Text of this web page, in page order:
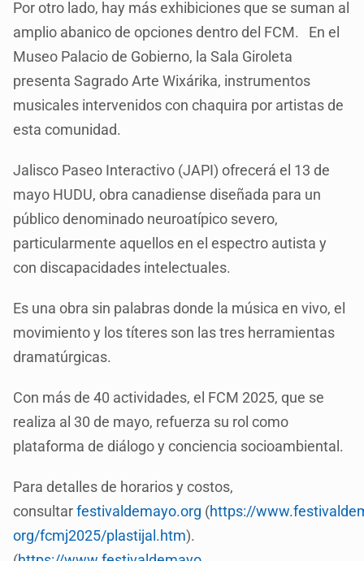
Por otro lado, hay más exhibiciones que se suman al
amplio abanico de opciones dentro del FCM. En el
Museo Palacio de Gobierno, la Sala Giroleta
presenta Sagrado Arte Wixárika, instrumentos
musicales intervenidos con chaquira por artistas de
esta comunidad.
Jalisco Paseo Interactivo (JAPI) ofrecerá el 13 de
mayo HUDU, obra canadiense diseñada para un
público denominado neuroatípico severo,
particularmente aquellos en el espectro autista y
con discapacidades intelectuales.
Es una obra sin palabras donde la música en vivo, el
movimiento y los títeres son las tres herramientas
dramatúrgicas.
Con más de 40 actividades, el FCM 2025, que se
realiza al 30 de mayo, refuerza su rol como
plataforma de diálogo y conciencia socioambiental.
Para detalles de horarios y costos,
consultarfestivaldemayo.org (https://
org/fcmj2025/plastijal.htm).